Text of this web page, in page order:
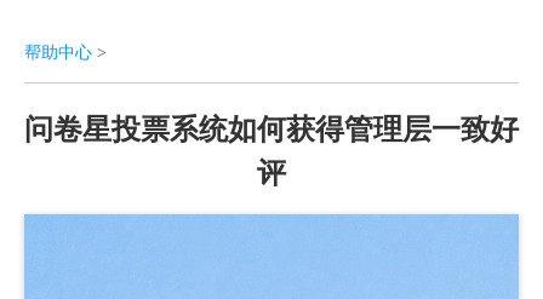
帮助中心 >
问卷星投票系统如何获得管理层一致好
评